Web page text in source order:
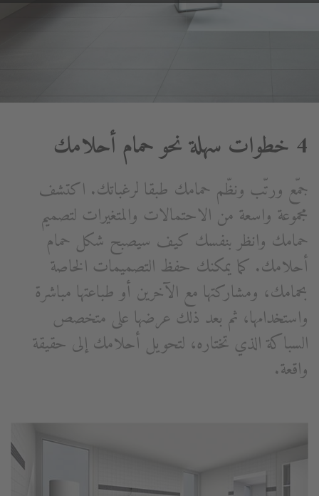
4 خطوات سهلة نحو حمام أحلامك
جمّع ورتّب ونظّم حمامك طبقا لرغباتك. اكتشف
مجموعة واسعة من الاحتمالات والمتغيرات لتصميم
حمامك وانظر بنفسك كيف سيصبح شكل حمام
أحلامك. كما يمكنك حفظ التصميمات الخاصة
بحمامك، ومشاركتها مع الآخرين أو طباعتها مباشرة
واستخدامها، ثم بعد ذلك عرضها على متخصص
السباكة الذي تختاره، لتحويل أحلامك إلى حقيقة
واقعة.